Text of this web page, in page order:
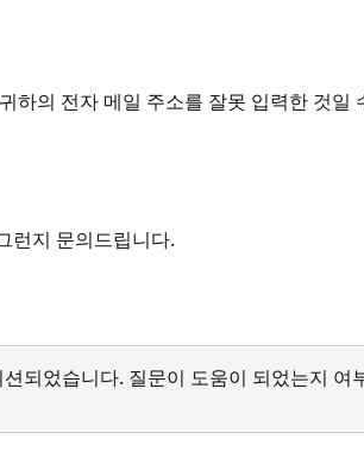
하의 전자 메일 주소를 잘못 입력한 것일
런지 문의드립니다.
되었습니다. 질문이 도움이 되었는지